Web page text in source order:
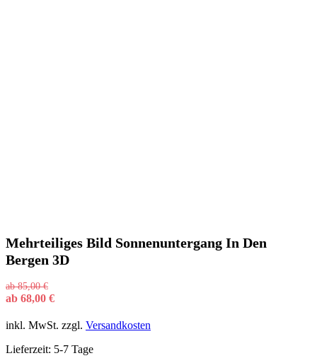
Mehrteiliges Bild Sonnenuntergang In Den
Bergen 3D
ab85,00€
ab 68,00 €
inkl. MwSt. zzgl. Versandkosten
Lieferzeit: 5-7 Tage